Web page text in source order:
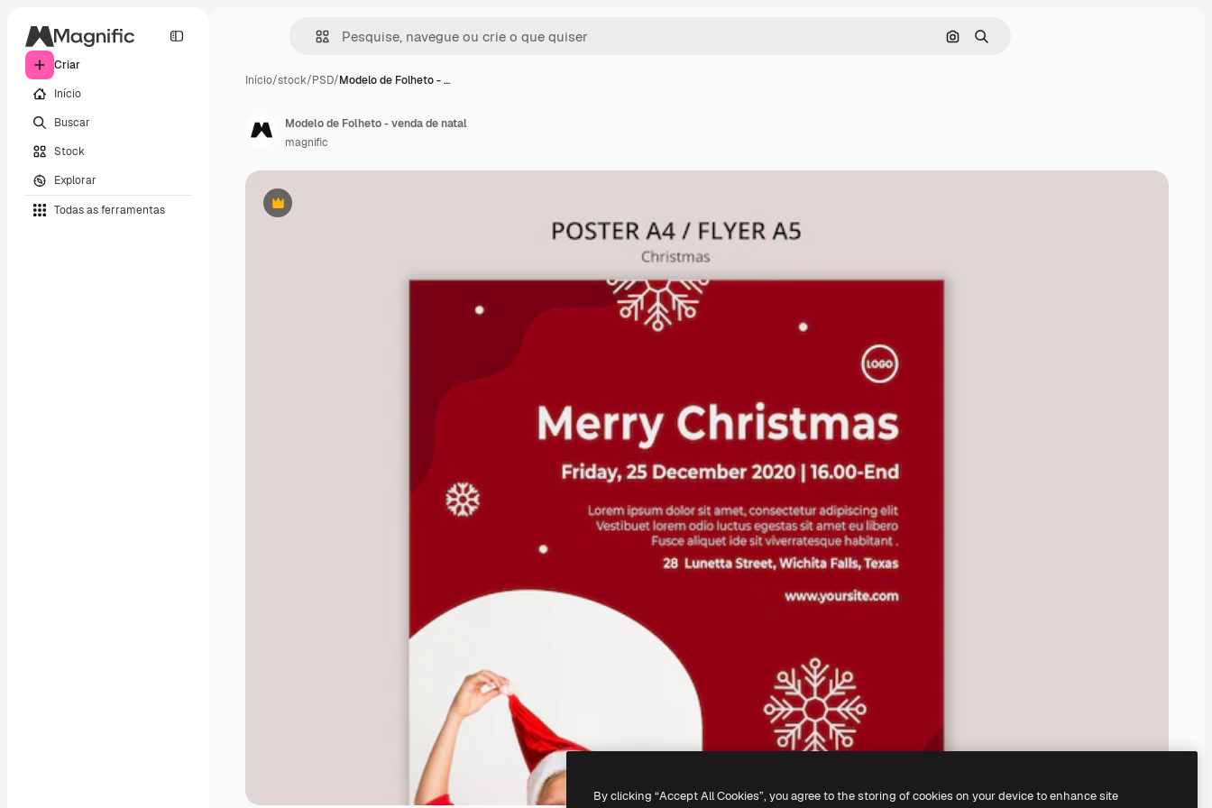
Criar
Início
Buscar
Stock
Explorar
Todas as ferramentas
Pesquisar por imagem
Buscar
Início/stock/PSD/Modelo de Folheto - …
Premium
Modelo de Folheto - venda de natal
magnific
By clicking “Accept All Cookies”, you agree to the storing of cookies on your device to enhance site